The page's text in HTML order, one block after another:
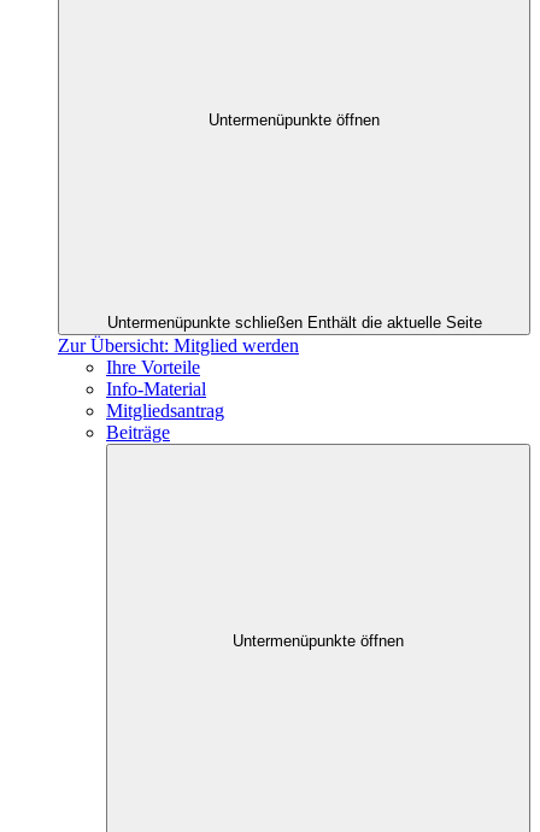
Untermenüpunkte öffnen
Untermenüpunkte schließen Enthält die aktuelle Seite
Zur Übersicht: Mitglied werden
Ihre Vorteile
Info-Material
Mitgliedsantrag
Beiträge
Untermenüpunkte öffnen